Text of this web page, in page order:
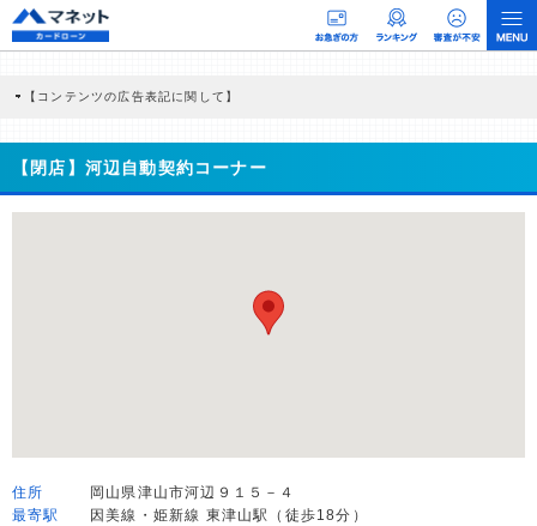
【コンテンツの広告表記に関して】
商品を根拠なくPRするものではなく、当編集部の調査／ユーザーへの口コミ収集な
どに基づき、公平性を担保した情報提供を行っています。
>提携企業一覧
【閉店】河辺自動契約コーナー
住所
岡山県津山市河辺９１５－４
最寄駅
因美線・姫新線 東津山駅（徒歩18分）